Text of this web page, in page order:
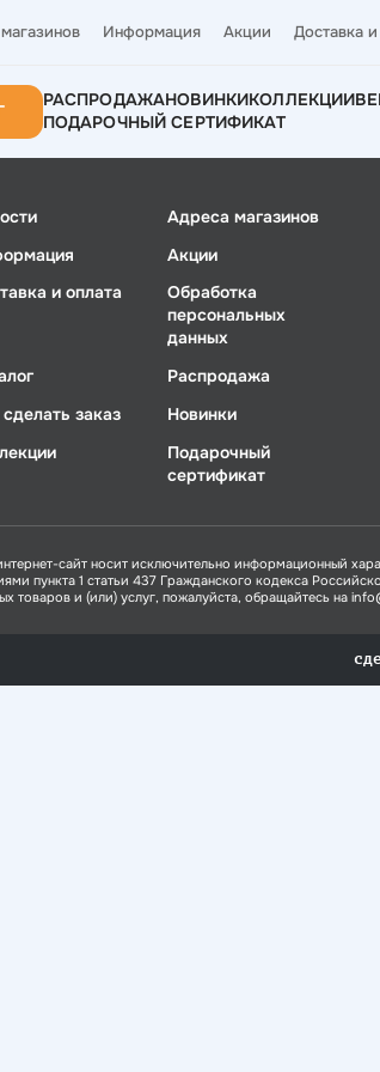
Информация Акции Доставка
РАСПРОДАЖАНОВИНКИКОЛЛЕКЦИИ
ПОДАРОЧНЫЙ СЕРТИФИКАТ
Адреса магазинов
Акции
и оплата
Обработка
персональных
данных
Распродажа
заказ
Новинки
Подарочный
сертификат
сайт носит исключительно информационный
пункта 1 статьи 437 Гражданского кодекса
товаров и (или) услуг, пожалуйста, обращайтесь на